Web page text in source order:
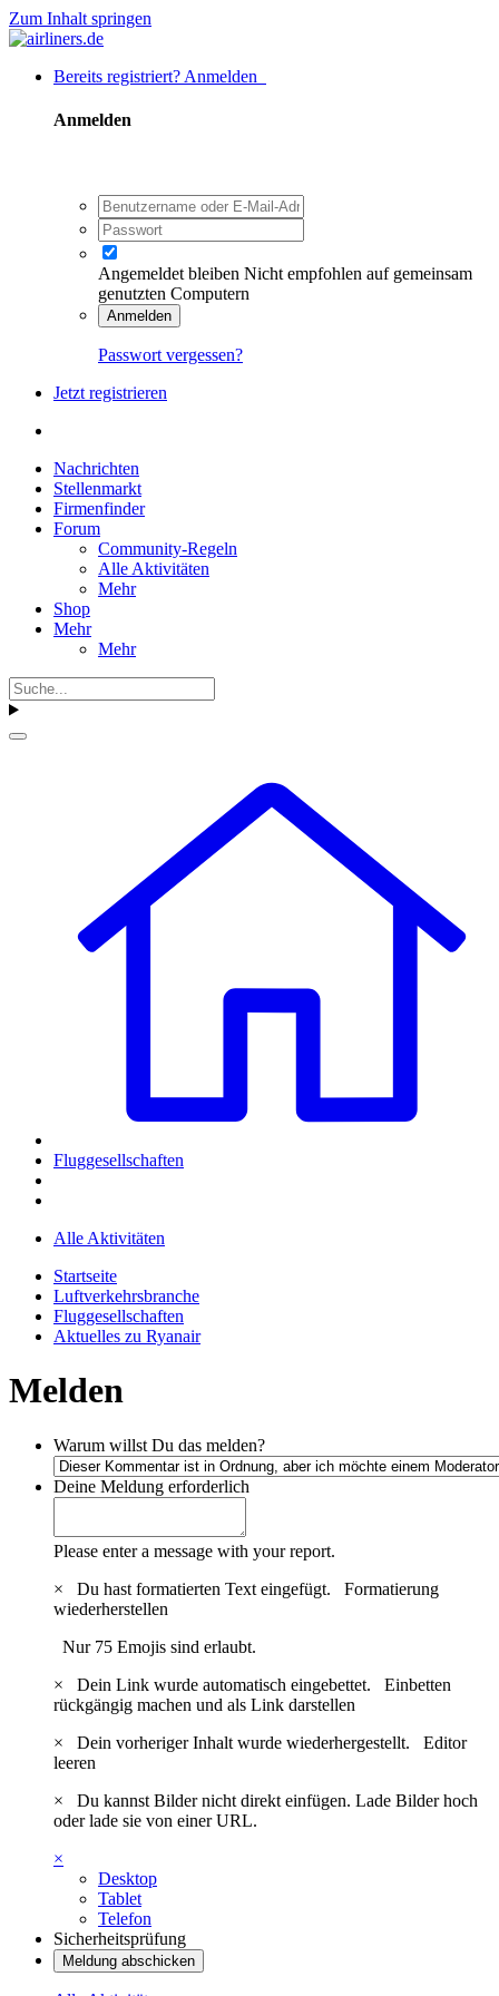
Zum Inhalt springen
Bereits registriert? Anmelden
Anmelden
Angemeldet bleiben Nicht empfohlen auf gemeinsam
genutzten Computern
Anmelden
Passwort vergessen?
Jetzt registrieren
Nachrichten
Stellenmarkt
Firmenfinder
Forum
Community-Regeln
Alle Aktivitäten
Mehr
Shop
Mehr
Mehr
Fluggesellschaften
Alle Aktivitäten
Startseite
Luftverkehrsbranche
Fluggesellschaften
Aktuelles zu Ryanair
Melden
Warum willst Du das melden?
Deine Meldung erforderlich
Please enter a message with your report.
×
Du hast formatierten Text eingefügt. Formatierung
wiederherstellen
Nur 75 Emojis sind erlaubt.
×
Dein Link wurde automatisch eingebettet. Einbetten
rückgängig machen und als Link darstellen
×
Dein vorheriger Inhalt wurde wiederhergestellt. Editor
leeren
×
Du kannst Bilder nicht direkt einfügen. Lade Bilder hoch
oder lade sie von einer URL.
×
Desktop
Tablet
Telefon
Sicherheitsprüfung
Meldung abschicken